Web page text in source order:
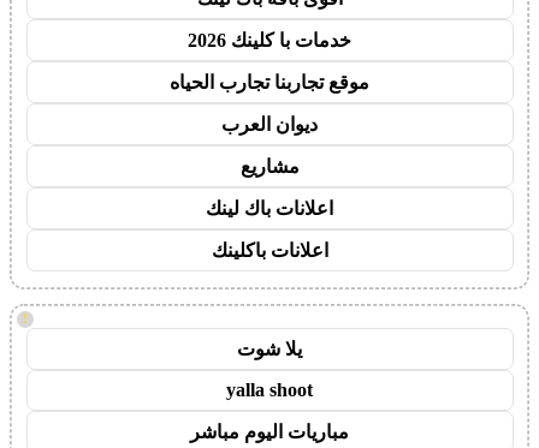
خدمات با كلينك 2026
موقع تجاربنا تجارب الحياه
ديوان العرب
مشاريع
اعلانات باك لينك
اعلانات باكلينك
!
يلا شوت
yalla shoot
مباريات اليوم مباشر